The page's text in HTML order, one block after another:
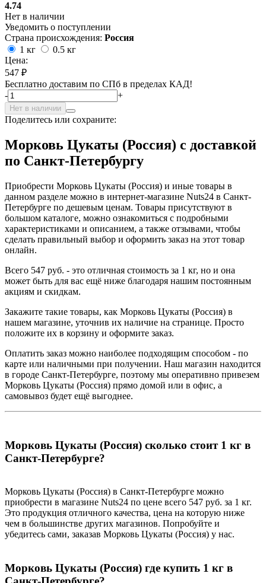
4.74
Нет в наличии
Уведомить о поступлении
Страна происхождения: Россия
1 кг
0.5 кг
Цена:
547 ₽
Бесплатно доставим по СПб в пределах КАД!
-
+
Нет в наличии
Поделитесь или сохраните:
Морковь Цукаты (Россия) с доставкой
по Санкт-Петербургу
Приобрести Морковь Цукаты (Россия) и иные товары в
данном разделе можно в интернет-магазине Nuts24 в Санкт-
Петербурге по дешевым ценам. Товары присутствуют в
большом каталоге, можно ознакомиться с подробными
характеристиками и описанием, а также отзывами, чтобы
сделать правильный выбор и оформить заказ на этот товар
онлайн.
Всего 547 руб. - это отличная стоимость за 1 кг, но и она
может быть для вас ещё ниже благодаря нашим постоянным
акциям и скидкам.
Закажите такие товары, как Морковь Цукаты (Россия) в
нашем магазине, уточнив их наличие на странице. Просто
положите их в корзину и оформите заказ.
Оплатить заказ можно наиболее подходящим способом - по
карте или наличными при получении. Наш магазин находится
в городе Санкт-Петербурге, поэтому мы оперативно привезем
Морковь Цукаты (Россия) прямо домой или в офис, а
самовывоз будет ещё выгоднее.
Морковь Цукаты (Россия) сколько стоит 1 кг в
Санкт-Петербурге?
Морковь Цукаты (Россия) в Санкт-Петербурге можно
приобрести в магазине Nuts24 по цене всего 547 руб. за 1 кг.
Это продукция отличного качества, цена на которую ниже
чем в большинстве других магазинов. Попробуйте и
убедитесь сами, заказав Морковь Цукаты (Россия) у нас.
Морковь Цукаты (Россия) где купить 1 кг в